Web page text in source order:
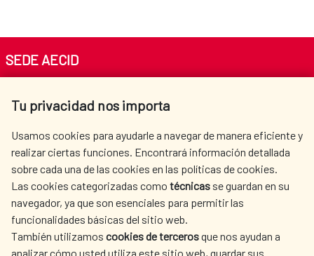
Tu privacidad nos importa
Usamos cookies para ayudarle a navegar de manera eficiente y
realizar ciertas funciones. Encontrará información detallada
sobre cada una de las cookies en las políticas de cookies.
Las cookies categorizadas como técnicas se guardan en su
navegador, ya que son esenciales para permitir las
funcionalidades básicas del sitio web.
También utilizamos cookies de tercerosque nos ayudan a
analizar cómo usted utiliza este sitio web, guardar sus
SEDE AECID
Tel. +34 900 20 30 54​​​​​​​
AECID
WHERE DO WE COOPERATE?
SPANISH HUMANITARIAN
ACTION
PRESS ROOM
CULTURE AND SCIENCE LIBRARY